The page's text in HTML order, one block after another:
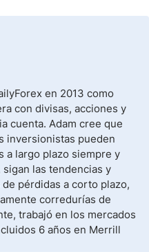
en 2013 como
con divisas, acciones y
cuenta. Adam cree que
inversionistas pueden
a largo plazo siempre y
las tendencias y
pérdidas a corto plazo,
corredurías de
trabajó en los mercados
6 años en Merrill